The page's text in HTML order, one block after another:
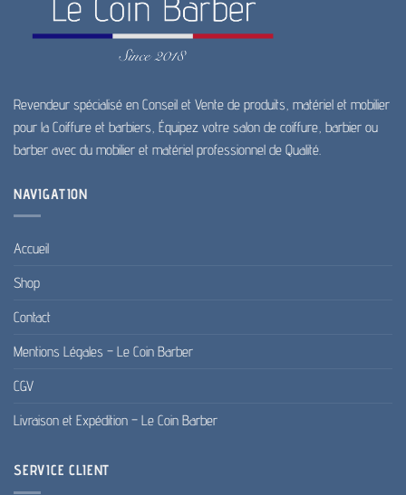
Revendeur spécialisé en Conseil et Vente de produits, matériel et mobilier
pour la Coiffure et barbiers, Équipez votre salon de coiffure, barbier ou
barber avec du mobilier et matériel professionnel de Qualité.
NAVIGATION
Accueil
Shop
Contact
Mentions Légales – Le Coin Barber
CGV
Livraison et Expédition – Le Coin Barber
SERVICE CLIENT